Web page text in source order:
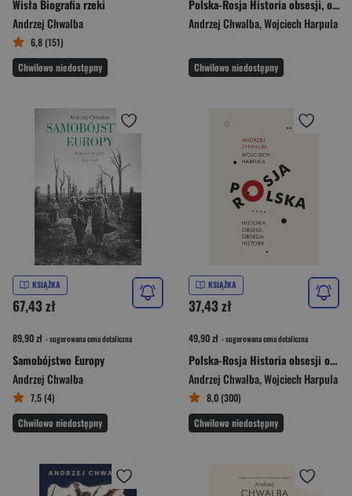
Wisła Biografia rzeki
Andrzej Chwalba
6,8 (151)
Chwilowo niedostępny
Polska-Rosja Historia obsesji, obsesja historii
Andrzej Chwalba,Wojciech Harpula
Chwilowo niedostępny
KSIĄŻKA
67,43 zł
89,90 zł - sugerowana cena detaliczna
Samobójstwo Europy
Andrzej Chwalba
7,5 (4)
Chwilowo niedostępny
KSIĄŻKA
37,43 zł
49,90 zł - sugerowana cena detaliczna
Polska-Rosja Historia obsesji obsesja historii
Andrzej Chwalba,Wojciech Harpula
8,0 (300)
Chwilowo niedostępny